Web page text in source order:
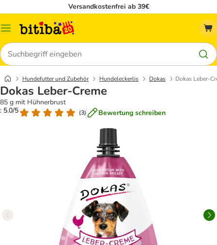
Versandkostenfrei ab 39€
Menü
Suchen
Hundefutter und Zubehör Hundeleckerlis Dokas Dokas Leber-
Dokas Leber-Creme
85 g mit Hühnerbrust
: 5.0/5
(3) Bewertung schreiben